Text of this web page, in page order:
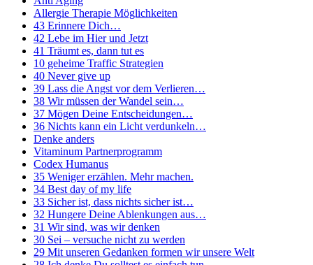
Allergie Therapie Möglichkeiten
43 Erinnere Dich…
42 Lebe im Hier und Jetzt
41 Träumt es, dann tut es
10 geheime Traffic Strategien
40 Never give up
39 Lass die Angst vor dem Verlieren…
38 Wir müssen der Wandel sein…
37 Mögen Deine Entscheidungen…
36 Nichts kann ein Licht verdunkeln…
Denke anders
Vitaminum Partnerprogramm
Codex Humanus
35 Weniger erzählen. Mehr machen.
34 Best day of my life
33 Sicher ist, dass nichts sicher ist…
32 Hungere Deine Ablenkungen aus…
31 Wir sind, was wir denken
30 Sei – versuche nicht zu werden
29 Mit unseren Gedanken formen wir unsere Welt